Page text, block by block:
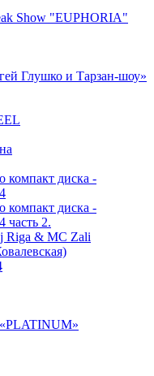
Show "EUPHORIA"
Глушко и Тарзан-шоу»
компакт диска -
компакт диска -
часть 2.
Riga & MC Zali
«PLATINUM»